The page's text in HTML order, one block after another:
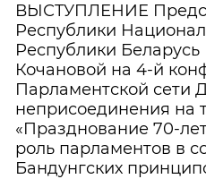
ВЫСТУПЛЕНИЕ
Республики
Республики Беларусь
Кочановой на 4-й
Парламентской сети
неприсоединения на
«Празднование 70-
роль парламентов в
Бандунгских